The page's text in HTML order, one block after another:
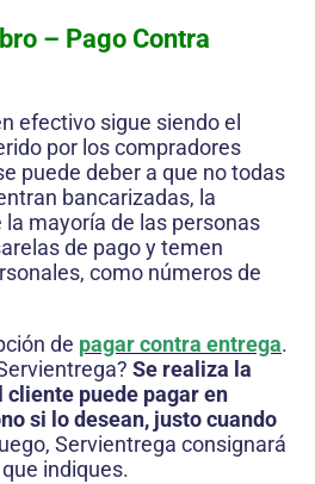
– Pago Contra
efectivo sigue siendo el
por los compradores
puede deber a que no todas
bancarizadas, la
mayoría de las personas
de pago y temen
como números de
de pagar contra entrega.
Se realiza la
puede pagar en
si lo desean, justo cuando
Servientrega consignará
indiques.